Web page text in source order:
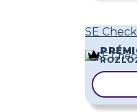
SE